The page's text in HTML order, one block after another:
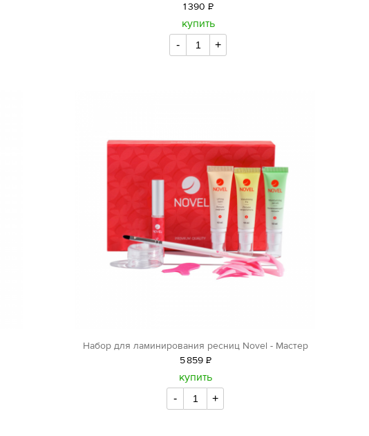
1390 Р
уб.
купить
- +
Набор для ламинирования ресниц Novel - Мастер
5859 Р
уб.
купить
- +